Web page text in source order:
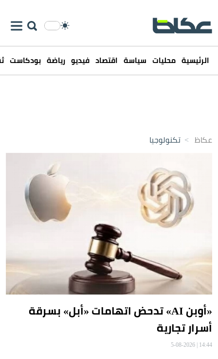
الرئيسية محليات سياسة اقتصاد فيديو رياضة بودكاست
عكاظ > تكنولوجيا
«أوبن AI» تدحض اتهامات «أبل» بسرقة
أسرار تجارية
14:44 | 5-08-2026